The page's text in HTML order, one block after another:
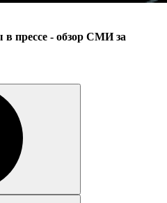
прессе - обзор СМИ за